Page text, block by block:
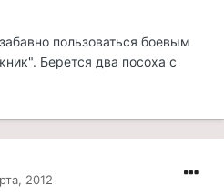
пользоваться боевым
Берется два посоха с
2012